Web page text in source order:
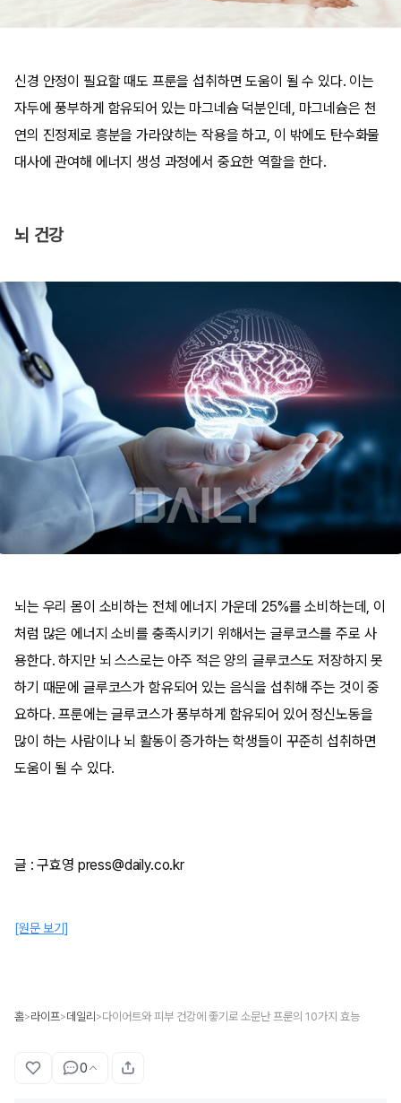
신경 안정이 필요할 때도 프룬을 섭취하면 도움이 될 수 있다. 이는
자두에 풍부하게 함유되어 있는 마그네슘 덕분인데, 마그네슘은 천
연의 진정제로 흥분을 가라앉히는 작용을 하고, 이 밖에도 탄수화물
대사에 관여해 에너지 생성 과정에서 중요한 역할을 한다.
뇌 건강
뇌는 우리 몸이 소비하는 전체 에너지 가운데 25%를 소비하는데, 이
처럼 많은 에너지 소비를 충족시키기 위해서는 글루코스를 주로 사
용한다. 하지만 뇌 스스로는 아주 적은 양의 글루코스도 저장하지 못
하기 때문에 글루코스가 함유되어 있는 음식을 섭취해 주는 것이 중
요하다. 프룬에는 글루코스가 풍부하게 함유되어 있어 정신노동을
많이 하는 사람이나 뇌 활동이 증가하는 학생들이 꾸준히 섭취하면
도움이 될 수 있다.
글 : 구효영 press@daily.co.kr
[원문 보기]
홈>라이프>데일리 >다이어트와 피부 건강에 좋기로 소문난 프룬의 10가지 효능
0